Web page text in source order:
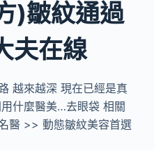
)皺紋通過
夫在線
越來越深 現在已經是真
什麼醫美…去眼袋 相關
醫 >> 動態皺紋美容首選